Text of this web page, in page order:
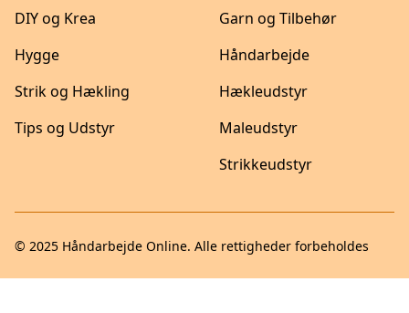
DIY og Krea
Hygge
Strik og Hækling
Tips og Udstyr
Garn og Tilbehør
Håndarbejde
Hækleudstyr
Maleudstyr
Strikkeudstyr
© 2025 Håndarbejde Online. Alle rettigheder forbeholdes